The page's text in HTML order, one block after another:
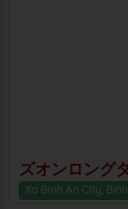
ズオンロング
Xa Binh An City,